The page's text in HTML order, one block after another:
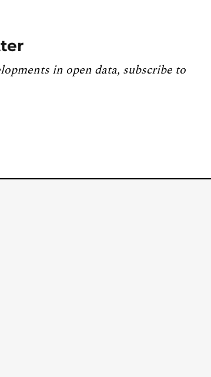
in open data, subscribe to